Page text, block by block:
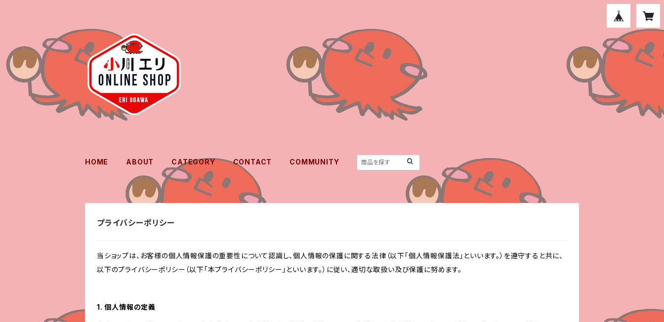
HOME ABOUT CATEGORY CONTACT COMMUNITY
プライバシーポリシー
当ショップは、お客様の個人情報保護の重要性について認識し、個人情報の保護に関する法律（以下「個人情報保護法」といいます。）を遵守すると共に、
以下のプライバシーポリシー（以下「本プライバシーポリシー」といいます。）に従い、適切な取扱い及び保護に努めます。
1. 個人情報の定義